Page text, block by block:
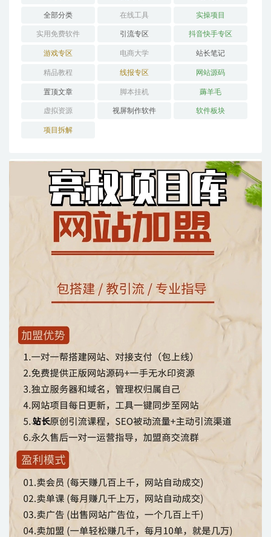
全部分类 在线工具 实操项目
实用免费软件 引流专区 抖音快手专区
游戏专区 电商大学 站长笔记
精品教程 线报专区 网站源码
置顶文章 脚本挂机 薅羊毛
虚拟资源 视屏制作软件 软件板块
项目拆解